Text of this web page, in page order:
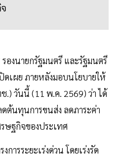
งนายกรัฐมนตรี และรัฐมนตรี
ดเผย ภายหลังมอบนโยบายให้
.) วันนี้ (11 พ.ค. 2569) ว่า ได้
ต้นทุนการขนส่ง ลดภาระค่า
ษฐกิจของประเทศ
ารระยะเร่งด่วน โดยเร่งรัด